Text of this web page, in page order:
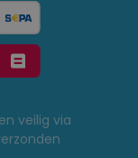
veilig via